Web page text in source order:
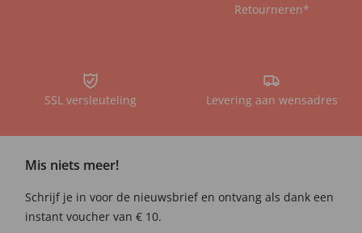
Retourneren*
SSL versleuteling Levering aan wensadres
Mis niets meer!
Schrijf je in voor de nieuwsbrief en ontvang als dank een
instant voucher van € 10.